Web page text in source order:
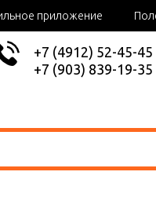
приложение
+7 (4912) 52-45-45
+7 (903) 839-19-35